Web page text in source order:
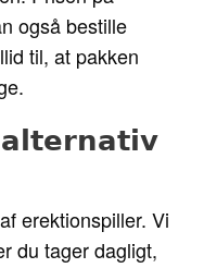
også bestille
til, at pakken
erektionspiller. Vi
du tager dagligt,